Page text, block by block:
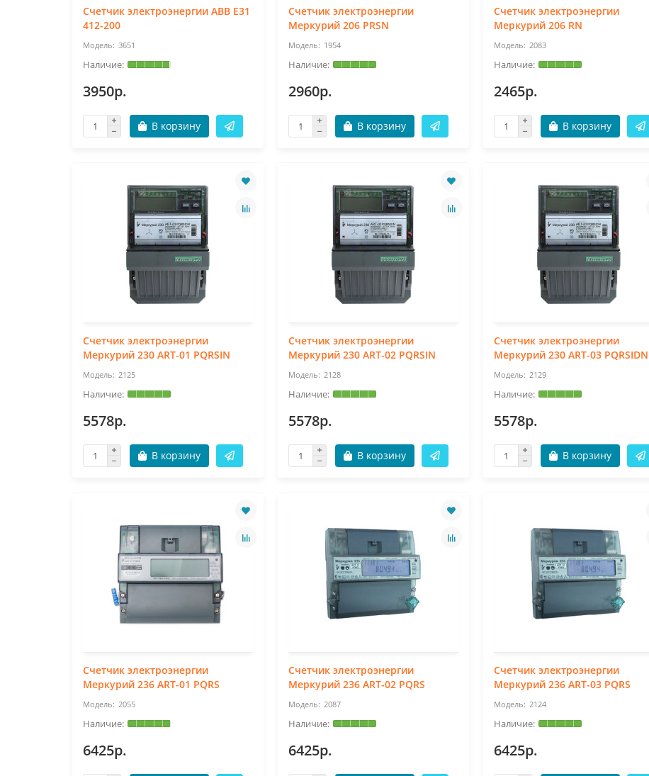
Счетчик электроэнергии ABB E31
412-200
3651
3950р.
В корзину
Счетчик электроэнергии
Меркурий 206 PRSN
1954
2960р.
В корзину
Счетчик электроэнергии
Меркурий 206 RN
2083
2465р.
В корзину
Счетчик электроэнергии
Меркурий 230 ART-01 PQRSIN
2125
5578р.
В корзину
Счетчик электроэнергии
Меркурий 230 ART-02 PQRSIN
2128
5578р.
В корзину
Счетчик электроэнергии
Меркурий 230 ART-03 PQRSIDN
2129
5578р.
В корзину
Счетчик электроэнергии
Меркурий 236 ART-01 PQRS
2055
6425р.
Счетчик электроэнергии
Меркурий 236 ART-02 PQRS
2087
6425р.
Счетчик электроэнергии
Меркурий 236 ART-03 PQRS
2124
6425р.